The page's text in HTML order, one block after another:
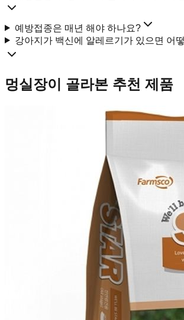
예방접종은 매년 해야 하나요?
강아지가 백신에 알레르기가 있으면 어
멍실장이 골라본 추천 제품